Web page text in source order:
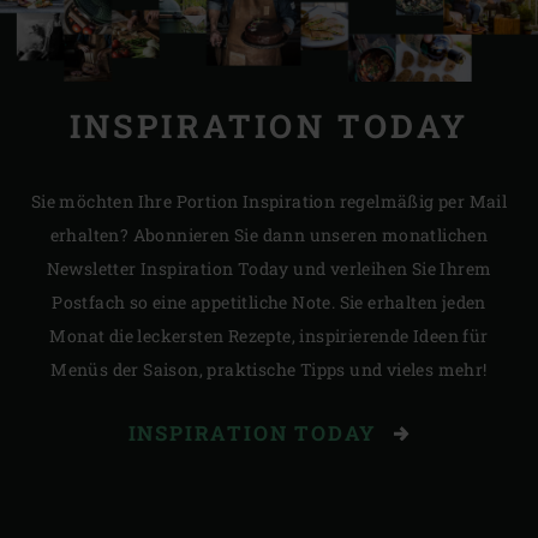
INSPIRATION TODAY
Sie möchten Ihre Portion Inspiration regelmäßig per Mail
erhalten? Abonnieren Sie dann unseren monatlichen
Newsletter Inspiration Today und verleihen Sie Ihrem
Postfach so eine appetitliche Note. Sie erhalten jeden
Monat die leckersten Rezepte, inspirierende Ideen für
Menüs der Saison, praktische Tipps und vieles mehr!
INSPIRATION TODAY